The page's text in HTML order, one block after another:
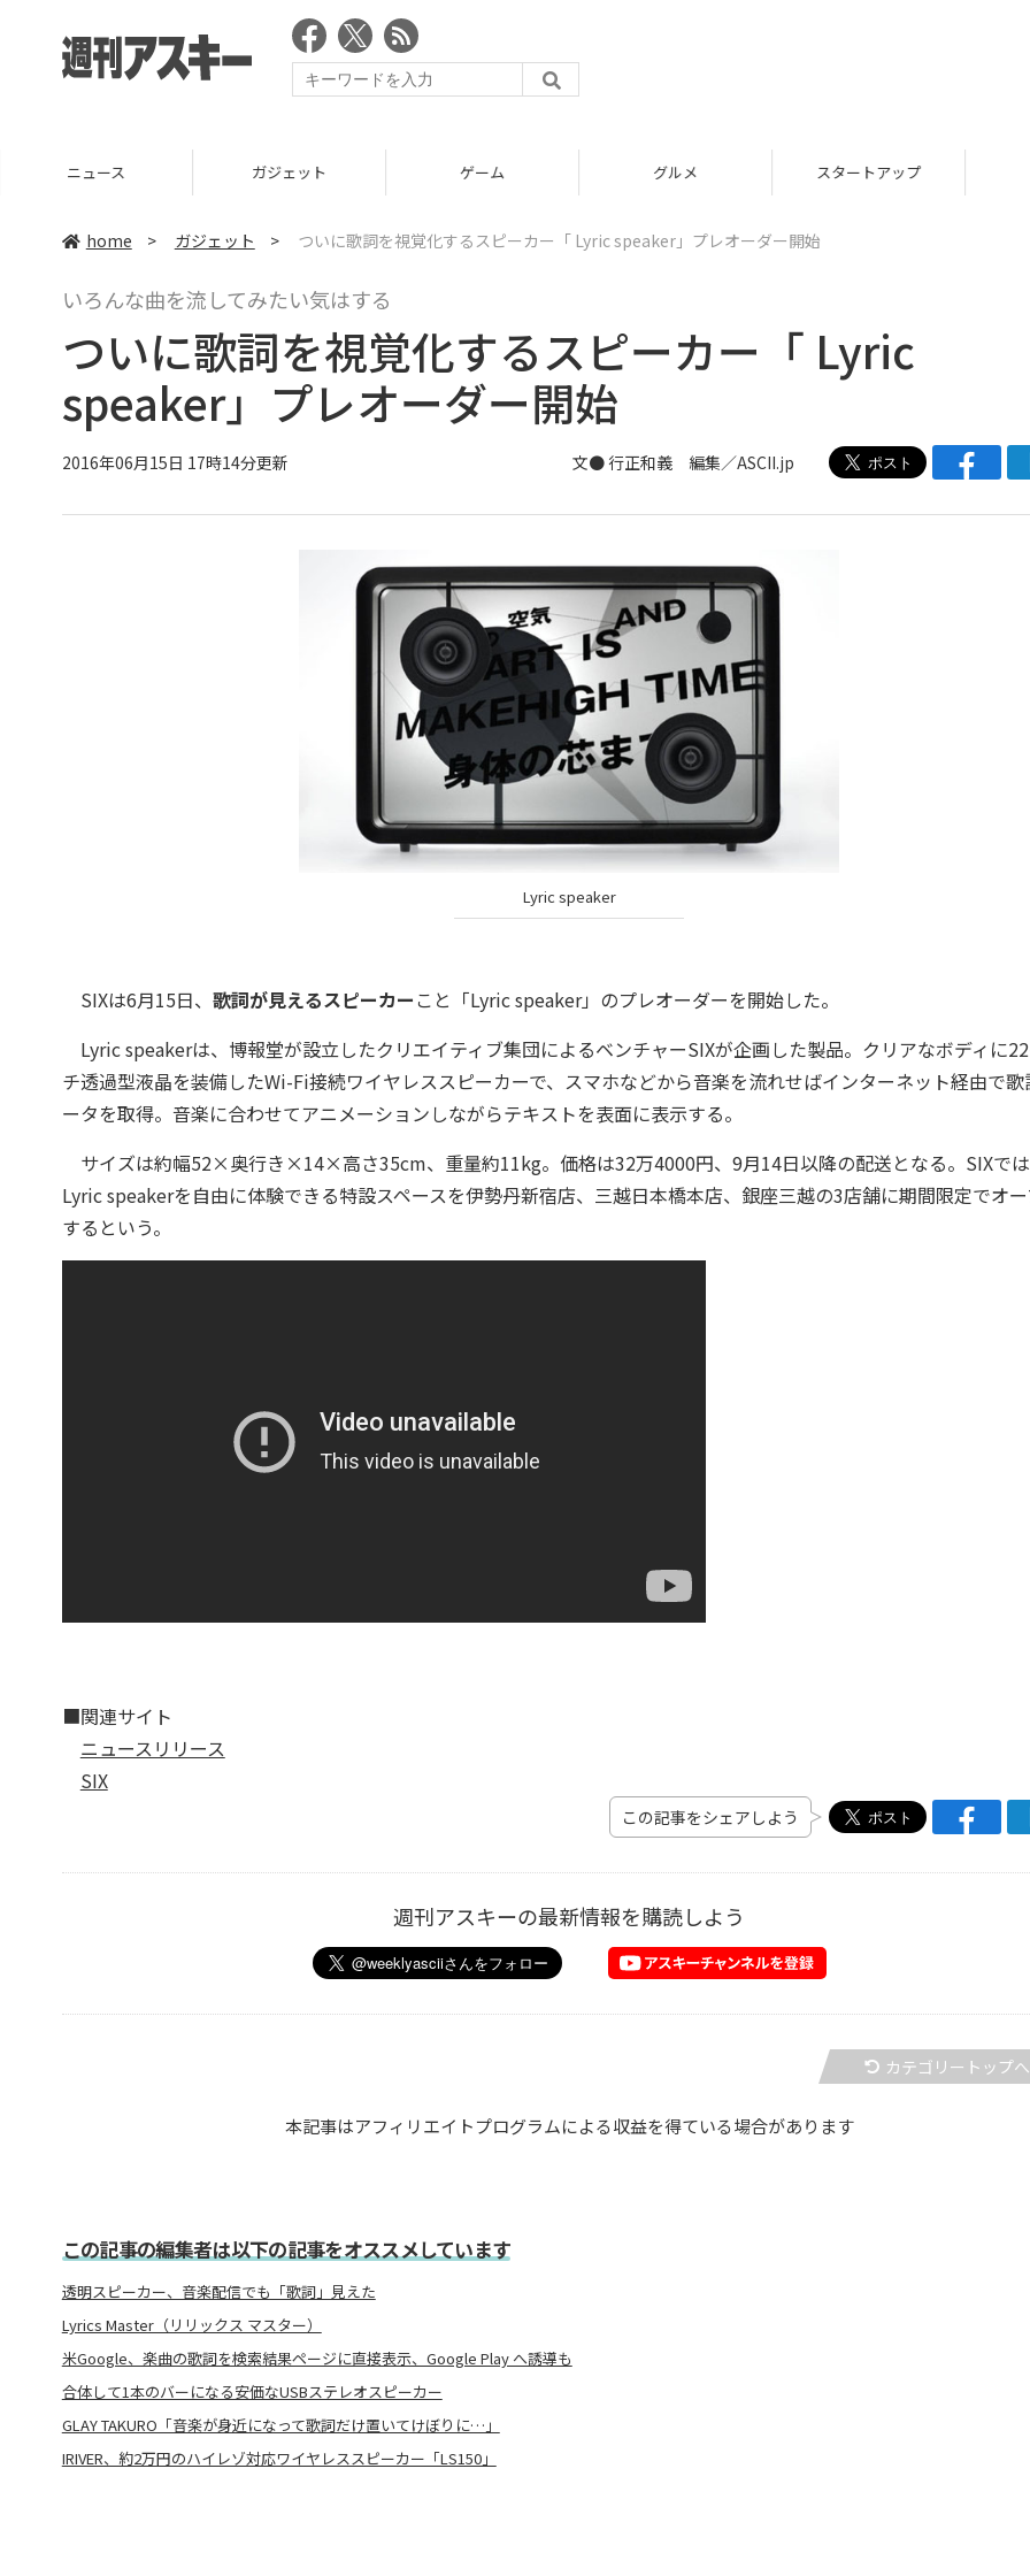
ニュース ガジェット ゲーム グルメ スタートアップ
home > ガジェット > ついに歌詞を視覚化するスピーカー「 Lyric speaker」プレオーダー開始
いろんな曲を流してみたい気はする
ついに歌詞を視覚化するスピーカー「 Lyric
speaker」プレオーダー開始
2016年06月15日 17時14分更新 文● 行正和義 編集／ASCII.jp
Lyric speaker
SIXは6月15日、 歌詞が見えるスピーカー こと「Lyric speaker」のプレオーダーを開始した。
Lyric speakerは、博報堂が設立したクリエイティブ集団によるベンチャーSIXが企画した製品。クリアなボディに
チ透過型液晶を装備したWi-Fi接続ワイヤレススピーカーで、スマホなどから音楽を流れせばインターネット経由で歌
ータを取得。音楽に合わせてアニメーションしながらテキストを表面に表示する。
サイズは約幅52×奥行き×14×高さ35cm、重量約11kg。価格は32万4000円、9月14日以降の配送となる。SIXでは
Lyric speakerを自由に体験できる特設スペースを伊勢丹新宿店、三越日本橋本店、銀座三越の3店舗に期間限定でオ
するという。
■関連サイト
ニュースリリース
SIX
この記事をシェアしよう
週刊アスキーの最新情報を購読しよう
カテゴリートップへ
本記事はアフィリエイトプログラムによる収益を得ている場合があります
この記事の編集者は以下の記事をオススメしています
透明スピーカー、音楽配信でも「歌詞」見えた
Lyrics Master（リリックス マスター）
米Google、楽曲の歌詞を検索結果ページに直接表示、Google Play へ誘導も
合体して1本のバーになる安価なUSBステレオスピーカー
GLAY TAKURO「音楽が身近になって歌詞だけ置いてけぼりに…」
IRIVER、約2万円のハイレゾ対応ワイヤレススピーカー「LS150」